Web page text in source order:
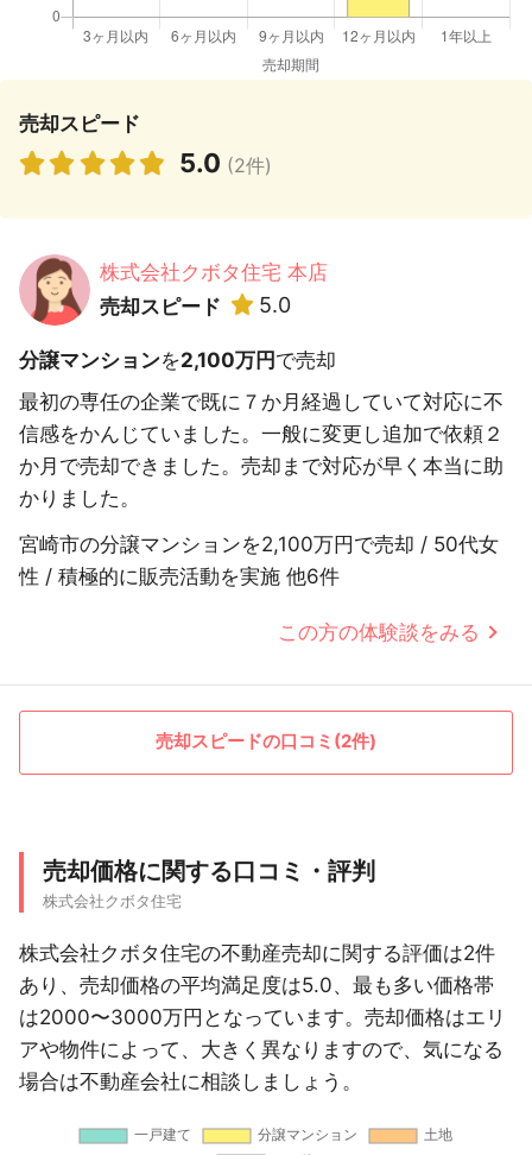
売却スピード
5.0 (2件)
株式会社クボタ住宅 本店
売却スピード
5.0
分譲マンションを2,100万円 で売却
最初の専任の企業で既に７か月経過していて対応に不
信感をかんじていました。一般に変更し追加で依頼２
か月で売却できました。売却まで対応が早く本当に助
かりました。
宮崎市の分譲マンションを2,100万円で売却 / 50代女
性 / 積極的に販売活動を実施 他6件
この方の体験談をみる
売却スピードの口コミ(2件)
売却価格に関する口コミ・評判
株式会社クボタ住宅
株式会社クボタ住宅の不動産売却に関する評価は2件
あり、売却価格の平均満足度は5.0、最も多い価格帯
は2000〜3000万円となっています。売却価格はエリ
アや物件によって、大きく異なりますので、気になる
場合は不動産会社に相談しましょう。